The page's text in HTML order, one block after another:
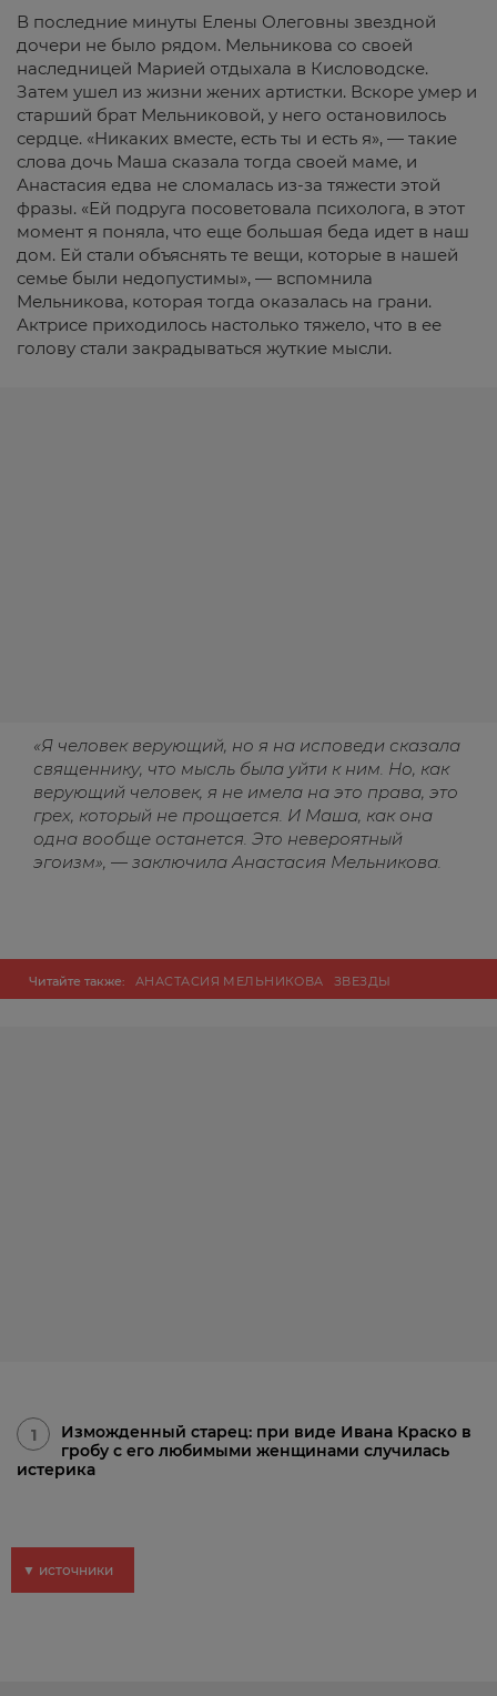
В последние минуты Елены Олеговны звездной
дочери не было рядом. Мельникова со своей
наследницей Марией отдыхала в Кисловодске.
Затем ушел из жизни жених артистки. Вскоре умер и
старший брат Мельниковой, у него остановилось
сердце. «Никаких вместе, есть ты и есть я», — такие
слова дочь Маша сказала тогда своей маме, и
Анастасия едва не сломалась из-за тяжести этой
фразы. «Ей подруга посоветовала психолога, в этот
момент я поняла, что еще большая беда идет в наш
дом. Ей стали объяснять те вещи, которые в нашей
семье были недопустимы», — вспомнила
Мельникова, которая тогда оказалась на грани.
Актрисе приходилось настолько тяжело, что в ее
голову стали закрадываться жуткие мысли.
«Я человек верующий, но я на исповеди сказала
священнику, что мысль была уйти к ним. Но, как
верующий человек, я не имела на это права, это
грех, который не прощается. И Маша, как она
одна вообще останется. Это невероятный
эгоизм», — заключила Анастасия Мельникова.
Читайте также: АНАСТАСИЯ МЕЛЬНИКОВА ЗВЕЗДЫ
1
Изможденный старец: при виде Ивана Краско в
гробу с его любимыми женщинами случилась
истерика
▼ источники